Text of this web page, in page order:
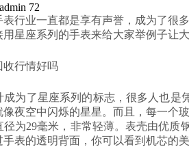
admin 72
表行业一直都是享有声誉，成为了很
星座系列的手表来给大家举例子让
成为了星座系列的标志，很多人也是
夜空中闪烁的星星。而且，每一个
为29毫米，非常轻薄。表壳由优质
表的透明背面，你可以看到机芯的美